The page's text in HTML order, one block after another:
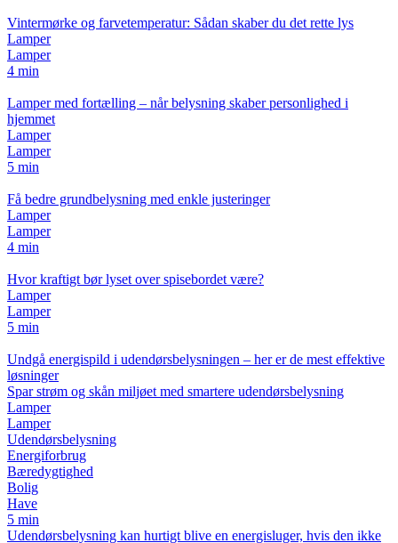
Vintermørke og farvetemperatur: Sådan skaber du det rette lys
Lamper
Lamper
4 min
Lamper med fortælling – når belysning skaber personlighed i
hjemmet
Lamper
Lamper
5 min
Få bedre grundbelysning med enkle justeringer
Lamper
Lamper
4 min
Hvor kraftigt bør lyset over spisebordet være?
Lamper
Lamper
5 min
Undgå energispild i udendørsbelysningen – her er de mest effektive
løsninger
Spar strøm og skån miljøet med smartere udendørsbelysning
Lamper
Lamper
Udendørsbelysning
Energiforbrug
Bæredygtighed
Bolig
Have
5 min
Udendørsbelysning kan hurtigt blive en energisluger, hvis den ikke